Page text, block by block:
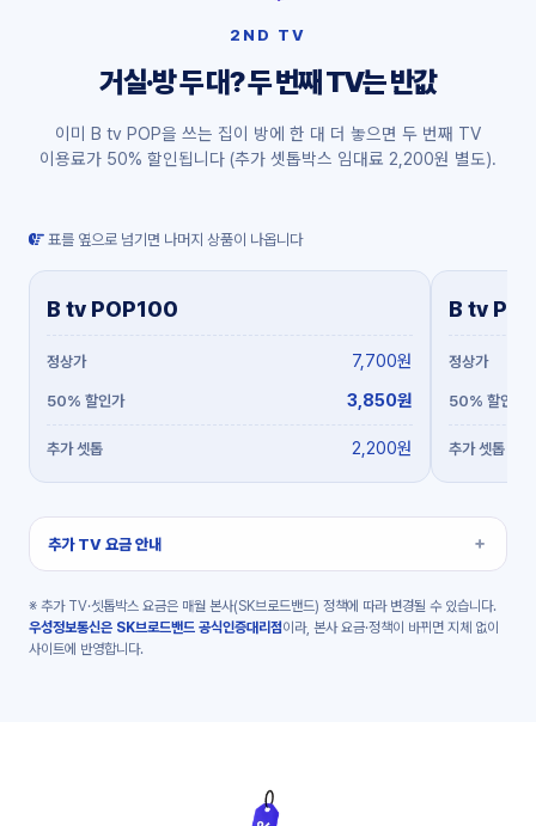
2ND TV
거실·방 두 대? 두 번째 TV는 반값
이미 B tv POP을 쓰는 집이 방에 한 대 더 놓으면 두 번째 TV
이용료가 50% 할인됩니다 (추가 셋톱박스 임대료 2,200원 별도).
표를 옆으로 넘기면 나머지 상품이 나옵니다
B tv POP100
7,700원
3,850원
2,200원
B tv
추가 TV 요금 안내
※ 추가 TV·셋톱박스 요금은 매월 본사(SK브로드밴드) 정책에 따라 변경될 수 있습니다.
우성정보통신은 SK브로드밴드 공식인증대리점이라, 본사 요금·정책이 바뀌면 지체 없이
사이트에 반영합니다.